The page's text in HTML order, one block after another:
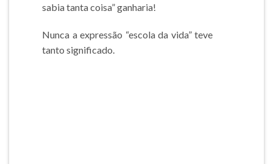
sabia tanta coisa” ganharia!
Nunca a expressão “escola da vida” teve
tanto significado.